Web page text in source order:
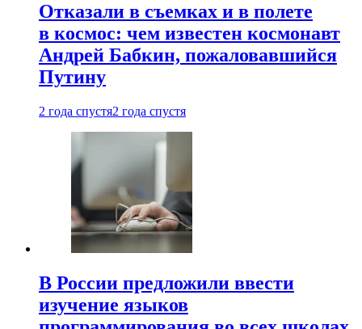
Отказали в съемках и в полете
в космос: чем известен космонавт
Андрей Бабкин, пожаловавшийся
Путину
2 года спустя2 года спустя
В России предложили ввести
изучение языков